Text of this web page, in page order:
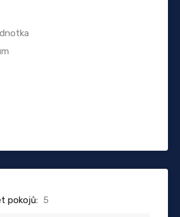
pokojů: 5